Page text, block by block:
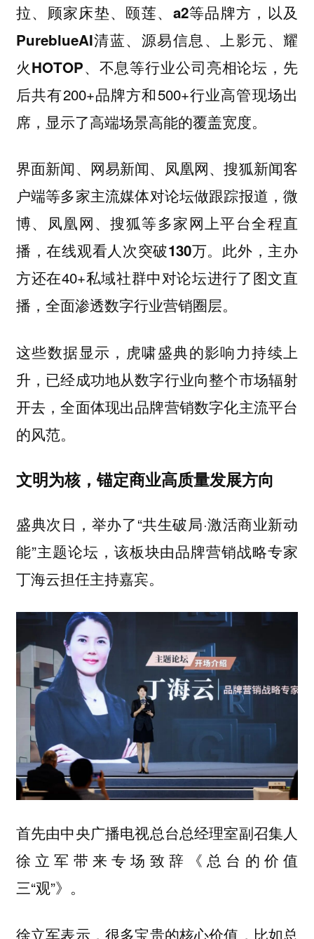
拉、顾家床垫、颐莲、a2等品牌方 ， 以及
PureblueAI清蓝、源易信息、上影元、耀
火HOTOP、不息等行业公司亮相论坛，先
后共有200+品牌方和500+行业高管现场出
席，显示了高端场景高能的覆盖宽度。
界面新闻、网易新闻、凤凰网、搜狐新闻客
户端等多家主流媒体对论坛做跟踪报道，微
博、凤凰网、搜狐等多家网上平台全程直
播，在线观看人次突破130万。 此外，主办
方还在40+私域社群中对论坛进行了图文直
播，全面渗透数字行业营销圈层。
这些数据显示，虎啸盛典的影响力持续上
升，已经成功地从数字行业向整个市场辐射
开去，全面体现出品牌营销数字化主流平台
的风范。
文明为核，锚定商业高质量发展方向
盛典次日，举办了“共生破局·激活商业新动
能”主题论坛，该板块由品牌营销战略专家
丁海云担任主持嘉宾。
首先由中央广播电视总台总经理室副召集人
徐立军 带来专场致辞《总台的价值
三“观”》。
徐立军表示， 很多宝贵的核心价值，比如总